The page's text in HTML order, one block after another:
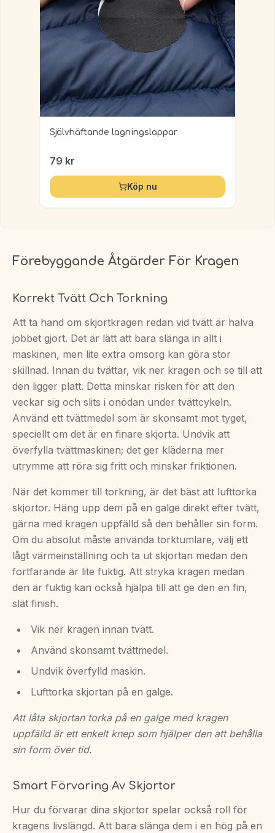
Självhäftande lagningslappar
79 kr
Köp nu
Förebyggande Åtgärder För Kragen
Korrekt Tvätt Och Torkning
Att ta hand om skjortkragen redan vid tvätt är halva
jobbet gjort. Det är lätt att bara slänga in allt i
maskinen, men lite extra omsorg kan göra stor
skillnad. Innan du tvättar, vik ner kragen och se till att
den ligger platt. Detta minskar risken för att den
veckar sig och slits i onödan under tvättcykeln.
Använd ett tvättmedel som är skonsamt mot tyget,
speciellt om det är en finare skjorta. Undvik att
överfylla tvättmaskinen; det ger kläderna mer
utrymme att röra sig fritt och minskar friktionen.
När det kommer till torkning, är det bäst att lufttorka
skjortor. Häng upp dem på en galge direkt efter tvätt,
gärna med kragen uppfälld så den behåller sin form.
Om du absolut måste använda torktumlare, välj ett
lågt värmeinställning och ta ut skjortan medan den
fortfarande är lite fuktig. Att stryka kragen medan
den är fuktig kan också hjälpa till att ge den en fin,
slät finish.
Vik ner kragen innan tvätt.
Använd skonsamt tvättmedel.
Undvik överfylld maskin.
Lufttorka skjortan på en galge.
Att låta skjortan torka på en galge med kragen
uppfälld är ett enkelt knep som hjälper den att behålla
sin form över tid.
Smart Förvaring Av Skjortor
Hur du förvarar dina skjortor spelar också roll för
kragens livslängd. Att bara slänga dem i en hög på en